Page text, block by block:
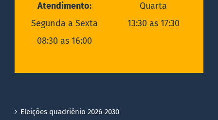
Atendimento:
Segunda a Sexta
08:30 as 16:00
Quarta
13:30 as 17:30
Eleições quadriênio 2026-2030